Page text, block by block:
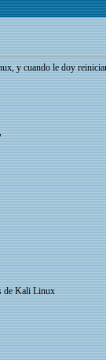
y cuando le doy
de Kali Linux